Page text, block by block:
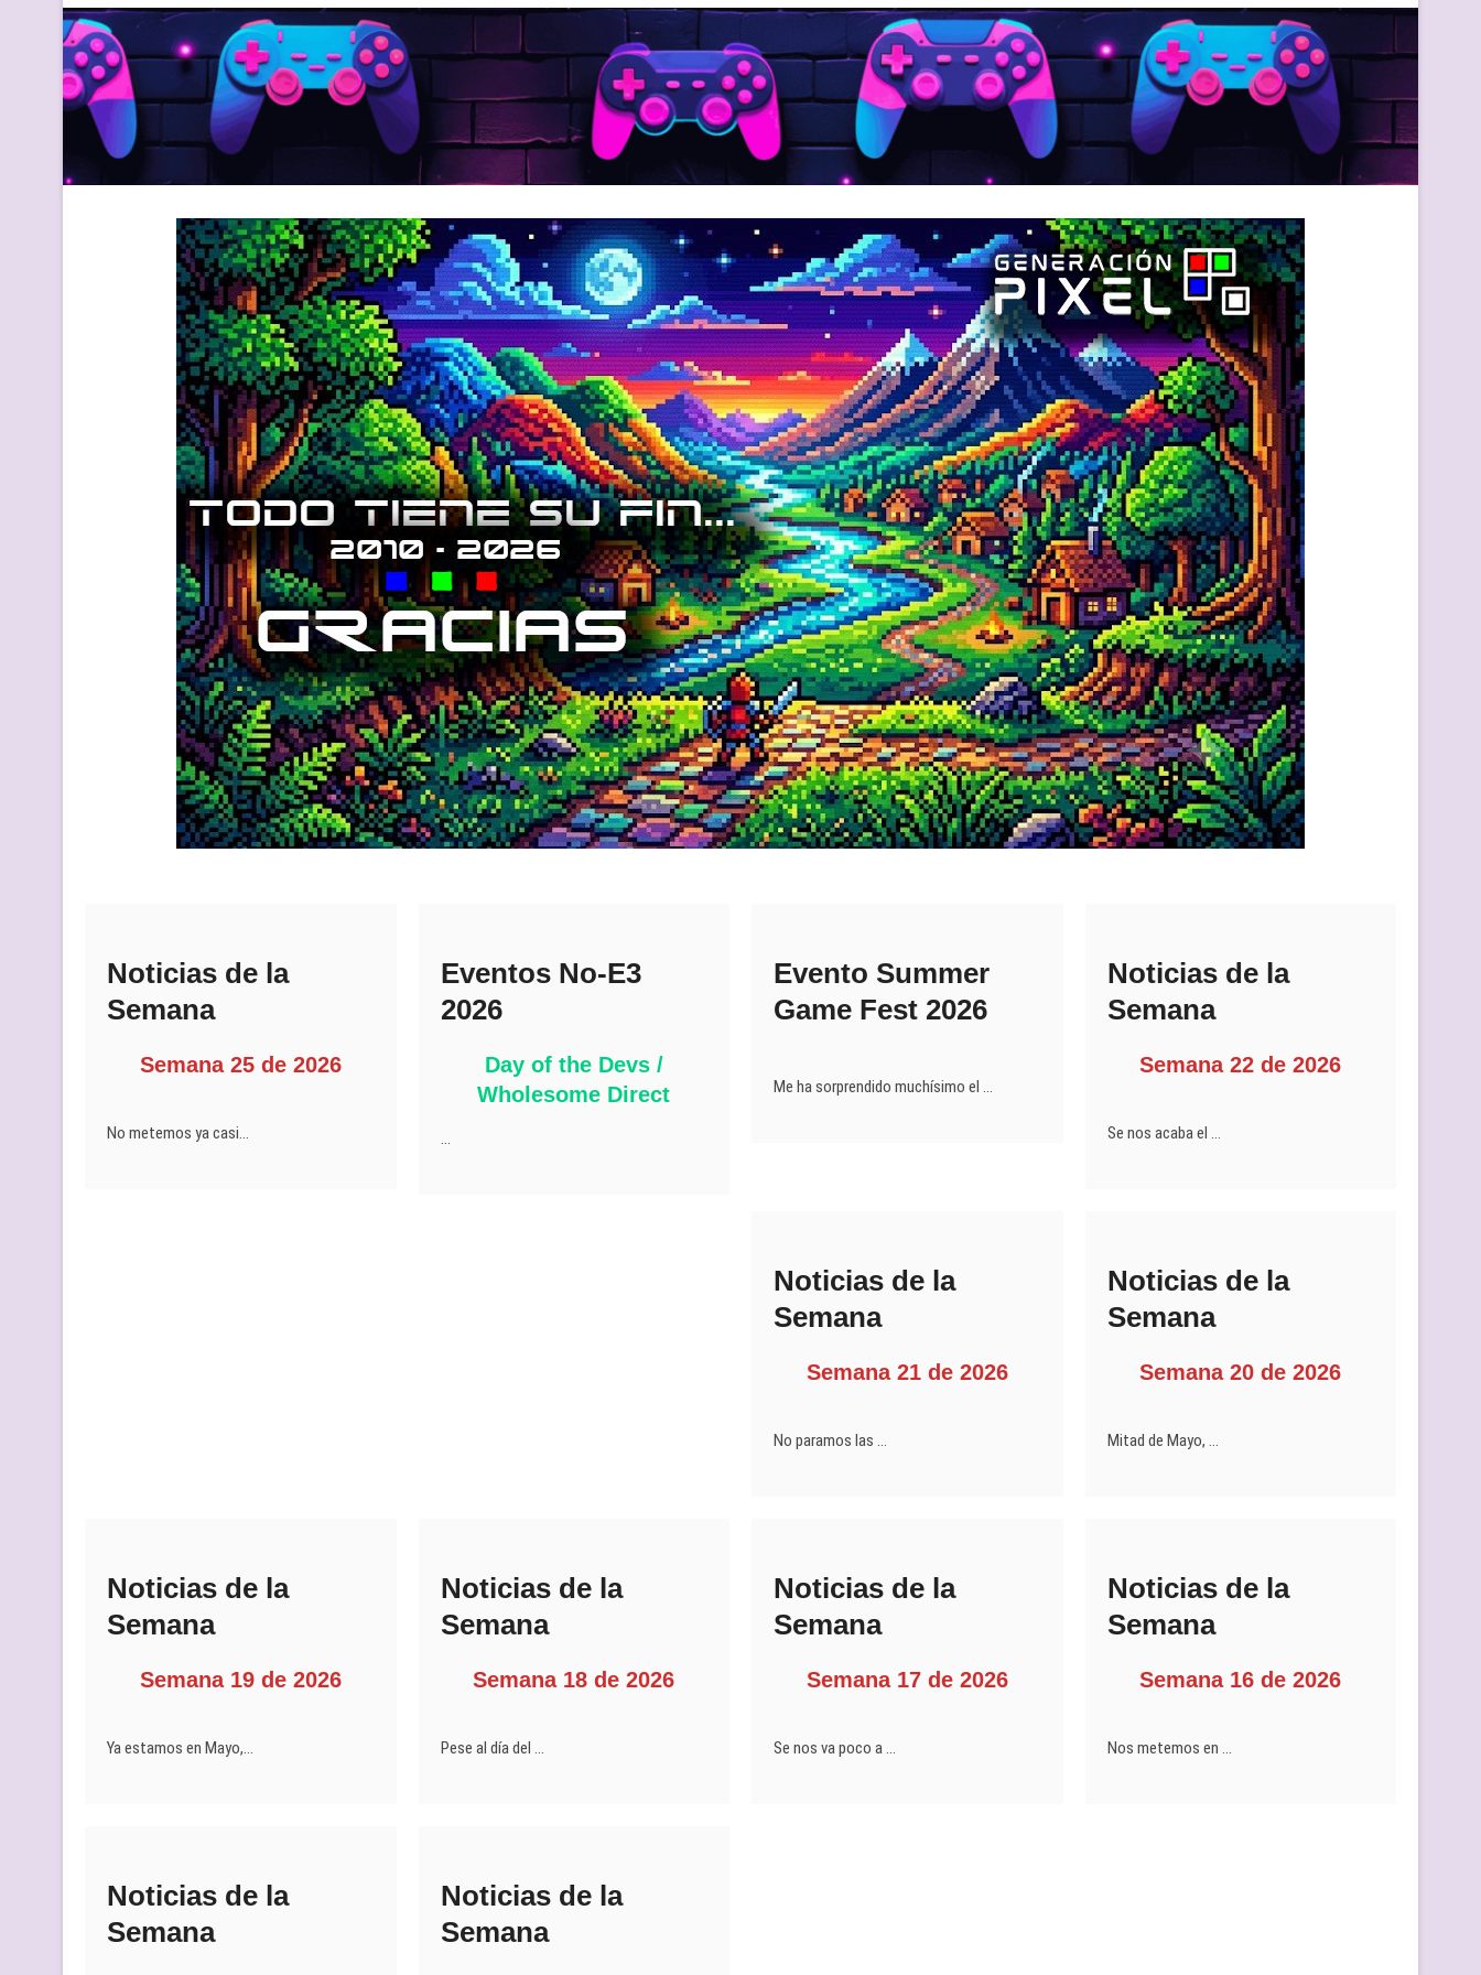
Noticias de la
Semana
Semana 25 de 2026
No metemos ya casi…
Eventos No-E3
2026
Day of the Devs /
Wholesome Direct
…
Evento Summer
Game Fest 2026
Me ha sorprendido muchísimo el …
Noticias de la
Semana
Semana 22 de 2026
Se nos acaba el …
Noticias de la
Semana
Semana 21 de 2026
No paramos las …
Noticias de la
Semana
Semana 20 de 2026
Mitad de Mayo, …
Noticias de la
Semana
Semana 19 de 2026
Ya estamos en Mayo,…
Noticias de la
Semana
Semana 18 de 2026
Pese al día del …
Noticias de la
Semana
Semana 17 de 2026
Se nos va poco a …
Noticias de la
Semana
Semana 16 de 2026
Nos metemos en …
Noticias de la
Semana
Noticias de la
Semana